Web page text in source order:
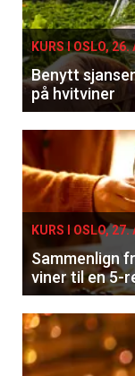
KURS I OSLO,
Benytt
på hvitviner
KURS I OSLO, 27.
Sammenlign
viner til en 5-